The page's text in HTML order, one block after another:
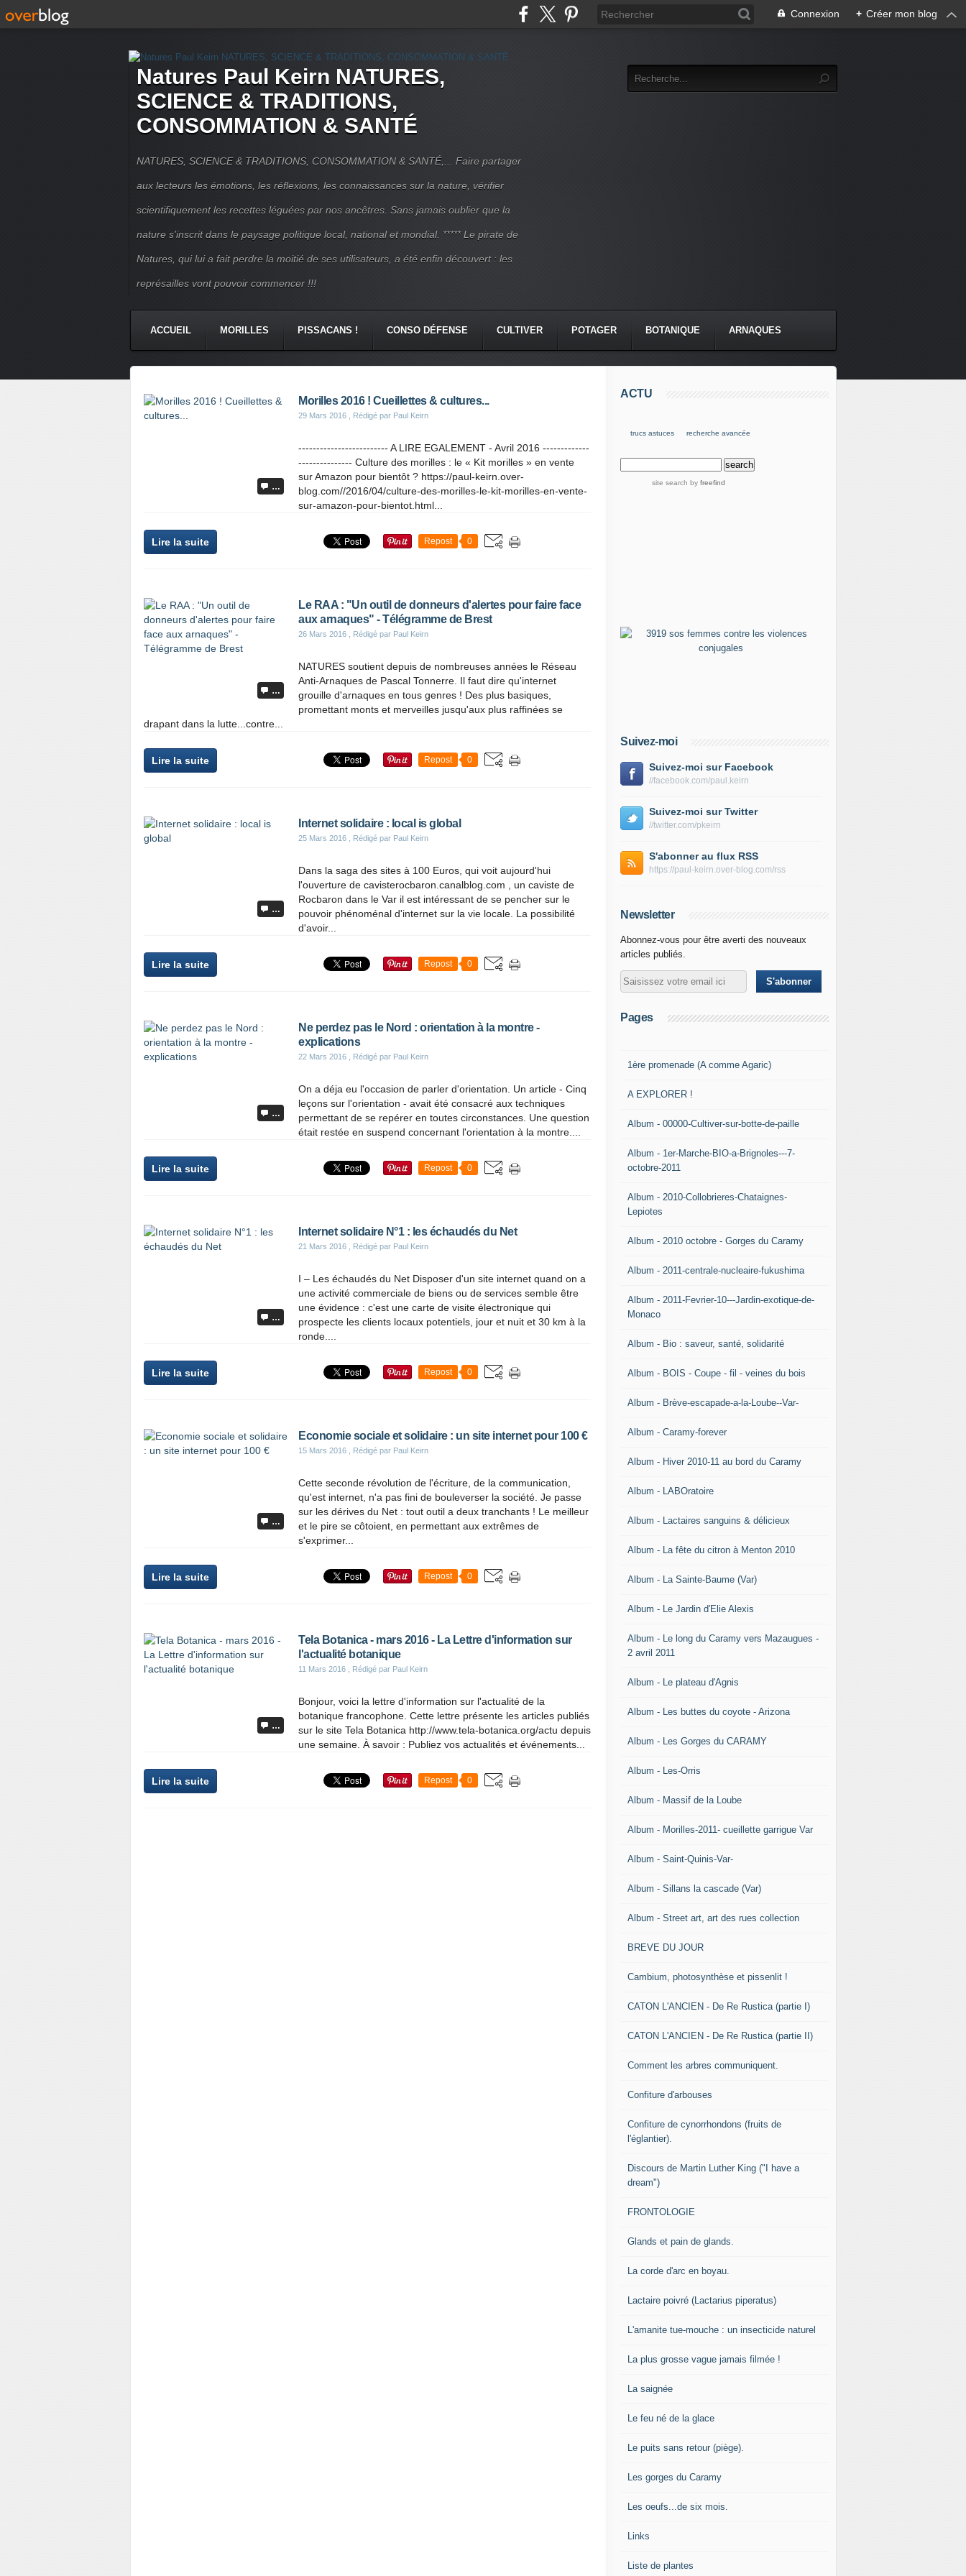
Connexion + Créer mon blog
Natures Paul Keirn NATURES,
SCIENCE & TRADITIONS,
CONSOMMATION & SANTÉ
NATURES, SCIENCE & TRADITIONS, CONSOMMATION & SANTÉ,... Faire partager
aux lecteurs les émotions, les réflexions, les connaissances sur la nature, vérifier
scientifiquement les recettes léguées par nos ancêtres. Sans jamais oublier que la
nature s'inscrit dans le paysage politique local, national et mondial. ***** Le pirate de
Natures, qui lui a fait perdre la moitié de ses utilisateurs, a été enfin découvert : les
représailles vont pouvoir commencer !!!
ACCUEIL MORILLES PISSACANS ! CONSO DÉFENSE CULTIVER POTAGER BOTANIQUE ARNAQUES
…
Morilles 2016 ! Cueillettes & cultures...
29 Mars 2016 , Rédigé par Paul Keirn
------------------------- A LIRE EGALEMENT - Avril 2016 -------------
--------------- Culture des morilles : le « Kit morilles » en vente
sur Amazon pour bientôt ? https://paul-keirn.over-
blog.com//2016/04/culture-des-morilles-le-kit-morilles-en-vente-
sur-amazon-pour-bientot.html...
Lire la suite Repost 0
…
Le RAA : "Un outil de donneurs d'alertes pour faire face
aux arnaques" - Télégramme de Brest
26 Mars 2016 , Rédigé par Paul Keirn
NATURES soutient depuis de nombreuses années le Réseau
Anti-Arnaques de Pascal Tonnerre. Il faut dire qu'internet
grouille d'arnaques en tous genres ! Des plus basiques,
promettant monts et merveilles jusqu'aux plus raffinées se
drapant dans la lutte...contre...
Lire la suite Repost 0
…
Internet solidaire : local is global
25 Mars 2016 , Rédigé par Paul Keirn
Dans la saga des sites à 100 Euros, qui voit aujourd'hui
l'ouverture de cavisterocbaron.canalblog.com , un caviste de
Rocbaron dans le Var il est intéressant de se pencher sur le
pouvoir phénoménal d'internet sur la vie locale. La possibilité
d'avoir...
Lire la suite Repost 0
…
Ne perdez pas le Nord : orientation à la montre -
explications
22 Mars 2016 , Rédigé par Paul Keirn
On a déja eu l'occasion de parler d'orientation. Un article - Cinq
leçons sur l'orientation - avait été consacré aux techniques
permettant de se repérer en toutes circonstances. Une question
était restée en suspend concernant l'orientation à la montre....
Lire la suite Repost 0
…
Internet solidaire N°1 : les échaudés du Net
21 Mars 2016 , Rédigé par Paul Keirn
I – Les échaudés du Net Disposer d'un site internet quand on a
une activité commerciale de biens ou de services semble être
une évidence : c'est une carte de visite électronique qui
prospecte les clients locaux potentiels, jour et nuit et 30 km à la
ronde....
Lire la suite Repost 0
…
Economie sociale et solidaire : un site internet pour 100 €
15 Mars 2016 , Rédigé par Paul Keirn
Cette seconde révolution de l'écriture, de la communication,
qu'est internet, n'a pas fini de bouleverser la société. Je passe
sur les dérives du Net : tout outil a deux tranchants ! Le meilleur
et le pire se côtoient, en permettant aux extrêmes de
s'exprimer...
Lire la suite Repost 0
…
Tela Botanica - mars 2016 - La Lettre d'information sur
l'actualité botanique
11 Mars 2016 , Rédigé par Paul Keirn
Bonjour, voici la lettre d'information sur l'actualité de la
botanique francophone. Cette lettre présente les articles publiés
sur le site Tela Botanica http://www.tela-botanica.org/actu depuis
une semaine. À savoir : Publiez vos actualités et événements...
Lire la suite Repost 0
ACTU
trucs astuces recherche avancée
site search by freefind
Suivez-moi
Suivez-moi sur Facebook
//facebook.com/paul.keirn
Suivez-moi sur Twitter
//twitter.com/pkeirn
S'abonner au flux RSS
https://paul-keirn.over-blog.com/rss
Newsletter
Abonnez-vous pour être averti des nouveaux
articles publiés.
Pages
1ère promenade (A comme Agaric)
A EXPLORER !
Album - 00000-Cultiver-sur-botte-de-paille
Album - 1er-Marche-BIO-a-Brignoles---7-
octobre-2011
Album - 2010-Collobrieres-Chataignes-
Lepiotes
Album - 2010 octobre - Gorges du Caramy
Album - 2011-centrale-nucleaire-fukushima
Album - 2011-Fevrier-10---Jardin-exotique-de-
Monaco
Album - Bio : saveur, santé, solidarité
Album - BOIS - Coupe - fil - veines du bois
Album - Brève-escapade-a-la-Loube--Var-
Album - Caramy-forever
Album - Hiver 2010-11 au bord du Caramy
Album - LABOratoire
Album - Lactaires sanguins & délicieux
Album - La fête du citron à Menton 2010
Album - La Sainte-Baume (Var)
Album - Le Jardin d'Elie Alexis
Album - Le long du Caramy vers Mazaugues -
2 avril 2011
Album - Le plateau d'Agnis
Album - Les buttes du coyote - Arizona
Album - Les Gorges du CARAMY
Album - Les-Orris
Album - Massif de la Loube
Album - Morilles-2011- cueillette garrigue Var
Album - Saint-Quinis-Var-
Album - Sillans la cascade (Var)
Album - Street art, art des rues collection
BREVE DU JOUR
Cambium, photosynthèse et pissenlit !
CATON L'ANCIEN - De Re Rustica (partie I)
CATON L'ANCIEN - De Re Rustica (partie II)
Comment les arbres communiquent.
Confiture d'arbouses
Confiture de cynorrhondons (fruits de
l'églantier).
Discours de Martin Luther King ("I have a
dream")
FRONTOLOGIE
Glands et pain de glands.
La corde d'arc en boyau.
Lactaire poivré (Lactarius piperatus)
L'amanite tue-mouche : un insecticide naturel
La plus grosse vague jamais filmée !
La saignée
Le feu né de la glace
Le puits sans retour (piège).
Les gorges du Caramy
Les oeufs...de six mois.
Links
Liste de plantes